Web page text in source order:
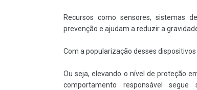
Recursos como sensores, sistemas
prevenção e ajudam a reduzir a
Com a popularização desses
Ou seja, elevando o nível de proteção
comportamento responsável